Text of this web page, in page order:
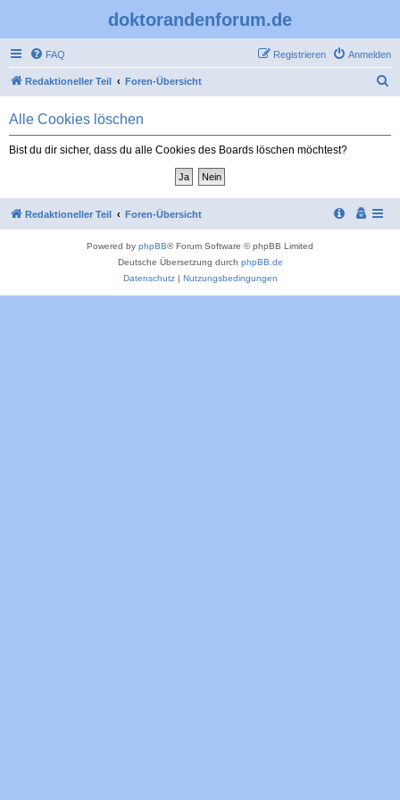
doktorandenforum.de
FAQ Anmelden
Registrieren
Redaktioneller Teil Foren-Übersicht
Alle Cookies löschen
Bist du dir sicher, dass du alle Cookies des Boards löschen möchtest?
Redaktioneller Teil Foren-Übersicht
Powered by phpBB® Forum Software © phpBB Limited
Deutsche Übersetzung durch phpBB.de
Datenschutz| Nutzungsbedingungen